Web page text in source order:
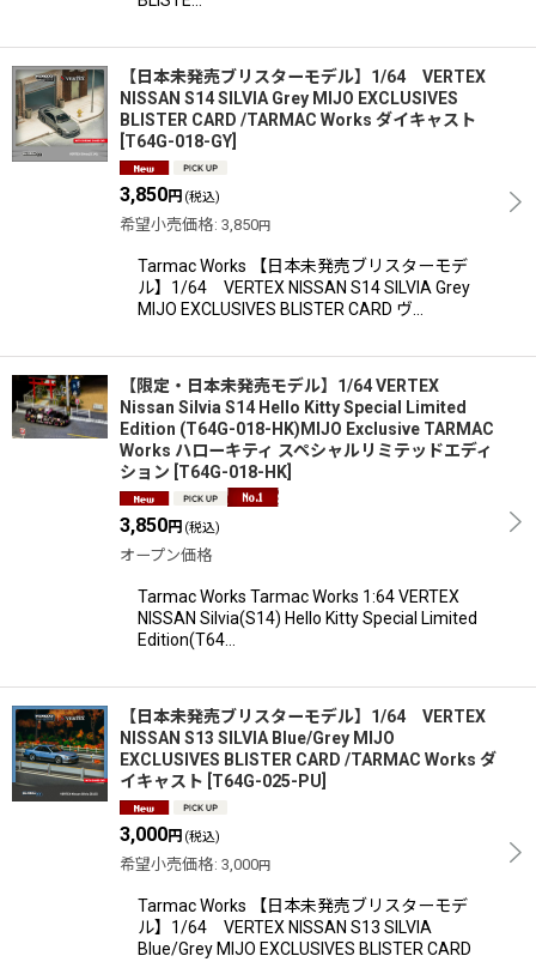
【日本未発売ブリスターモデル】1/64 VERTEX
NISSAN S14 SILVIA Grey MIJO EXCLUSIVES
BLISTER CARD /TARMAC Works ダイキャスト
T64G-018-GY
3,850円 (税込)
希望小売価格: 3,850円
Tarmac Works 【日本未発売ブリスターモデ
ル】1/64 VERTEX NISSAN S14 SILVIA Grey
MIJO EXCLUSIVES BLISTER CARD ヴ…
【限定・日本未発売モデル】1/64 VERTEX
Nissan Silvia S14 Hello Kitty Special Limited
Edition (T64G-018-HK)MIJO Exclusive TARMAC
Works ハローキティ スペシャルリミテッドエディ
ション T64G-018-HK
3,850円 (税込)
オープン価格
Tarmac Works Tarmac Works 1:64 VERTEX
NISSAN Silvia(S14) Hello Kitty Special Limited
Edition(T64…
【日本未発売ブリスターモデル】1/64 VERTEX
NISSAN S13 SILVIA Blue/Grey MIJO
EXCLUSIVES BLISTER CARD /TARMAC Works ダ
イキャスト T64G-025-PU
3,000円 (税込)
希望小売価格: 3,000円
Tarmac Works 【日本未発売ブリスターモデ
ル】1/64 VERTEX NISSAN S13 SILVIA
Blue/Grey MIJO EXCLUSIVES BLISTER CARD